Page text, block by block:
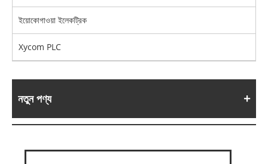
ইয়োকোগাওয়া ইলেকট্রিক
Xycom PLC
নতুন পণ্য